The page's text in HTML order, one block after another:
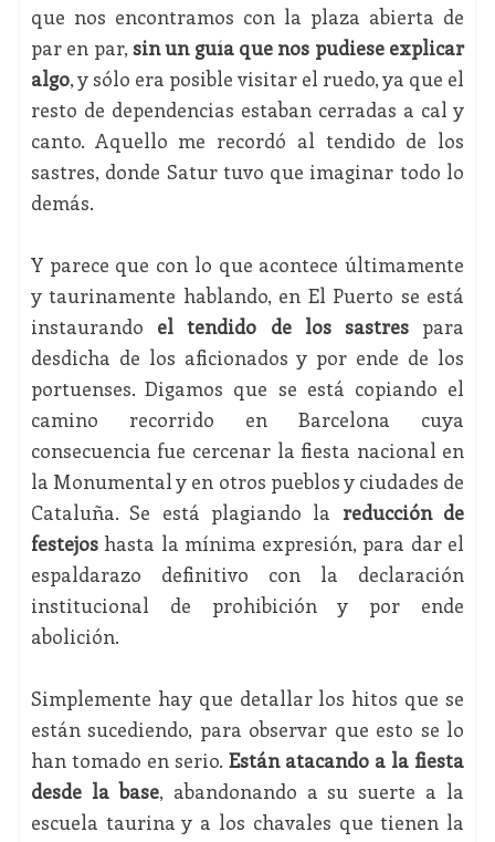
que nos encontramos con la plaza abierta de
par en par, sin un guía que nos pudiese explicar
algo, y sólo era posible visitar el ruedo, ya que el
resto de dependencias estaban cerradas a cal y
canto. Aquello me recordó al tendido de los
sastres, donde Satur tuvo que imaginar todo lo
demás.
Y parece que con lo que acontece últimamente
y taurinamente hablando, en El Puerto se está
instaurando el tendido de los sastrespara
desdicha de los aficionados y por ende de los
portuenses. Digamos que se está copiando el
camino recorrido en Barcelona cuya
consecuencia fue cercenar la fiesta nacional en
la Monumental y en otros pueblos y ciudades de
Cataluña. Se está plagiando la reducción de
festejoshasta la mínima expresión, para dar el
espaldarazo definitivo con la declaración
institucional de prohibición y por ende
abolición.
Simplemente hay que detallar los hitos que se
están sucediendo, para observar que esto se lo
han tomado en serio. Están atacando a la fiesta
desde la base, abandonando a su suerte a la
escuela taurina y a los chavales que tienen la